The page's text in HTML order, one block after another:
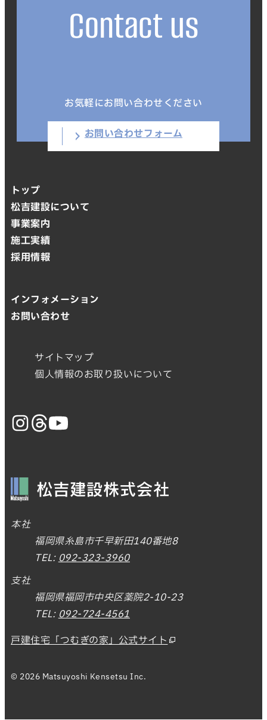
Contact us
お気軽にお問い合わせください
お問い合わせフォーム
トップ
松吉建設について
事業案内
施工実績
採用情報
インフォメーション
お問い合わせ
サイトマップ
個人情報のお取り扱いについて
本社
福岡県糸島市千早新田140番地8
TEL:092-323-3960
支社
福岡県福岡市中央区薬院2-10-23
TEL:092-724-4561
戸建住宅「つむぎの家」公式サイト
© 2026 Matsuyoshi Kensetsu Inc.